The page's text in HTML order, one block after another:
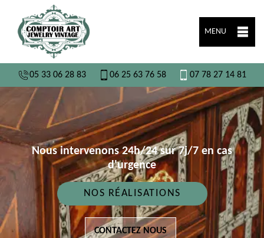
MENU
05 33 06 28 83 06 25 63 76 58 07 78 27 14 81
Nous intervenons 24h/24 sur 7j/7 en cas
d'urgence
NOS RÉALISATIONS
CONTACTEZ NOUS